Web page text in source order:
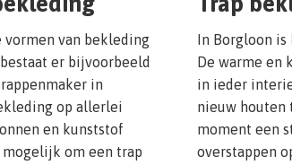
van bekleding
er bijvoorbeeld
in
op allerlei
en kunststof
om een trap
In Borgloon is
De warme en
in ieder
nieuw houten
moment een
overstappen